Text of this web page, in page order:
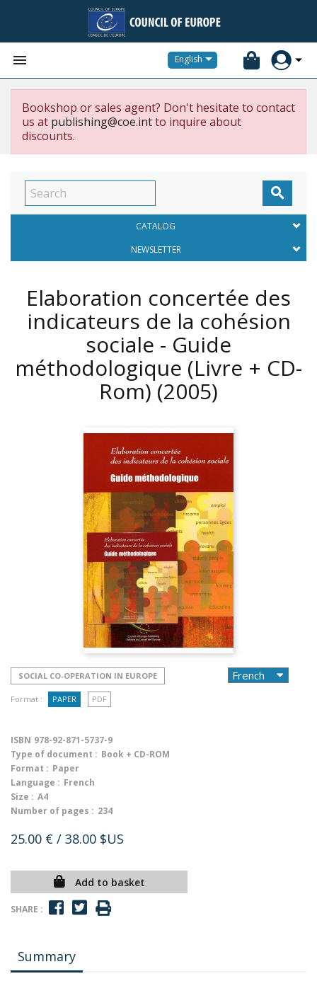
 English
Bookshop or sales agent? Don't hesitate to contact
us at publishing@coe.intto inquire about
discounts.

CATALOG
NEWSLETTER
Elaboration concertée des
indicateurs de la cohésion
sociale - Guide
méthodologique (Livre + CD-
Rom) (2005)
SOCIAL CO-OPERATION IN EUROPE
Format : PAPER PDF
ISBN 978-92-871-5737-9
Type of document : Book + CD-ROM
Format : Paper
Language : French
Size : A4
Number of pages : 234
25.00 € / 38.00 $US
Add to basket
SHARE :
Summary